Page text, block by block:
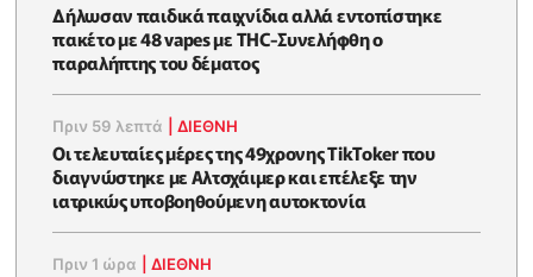
Δήλωσαν παιδικά παιχνίδια αλλά εντοπίστηκε
πακέτο με 48 vapes με THC-Συνελήφθη ο
παραλήπτης του δέματος
Πριν 59 λεπτά |ΔΙΕΘΝΗ
Οι τελευταίες μέρες της 49χρονης TikToker που
διαγνώστηκε με Αλτσχάιμερ και επέλεξε την
ιατρικώς υποβοηθούμενη αυτοκτονία
Πριν 1 ώρα |ΔΙΕΘΝΗ